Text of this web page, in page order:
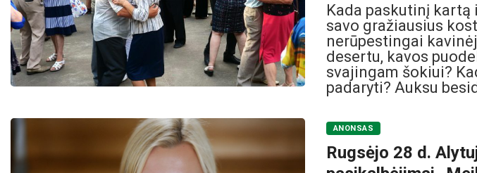
Kada paskutinį
savo gražiausius
nerūpestingai
desertu, kavos
svajingam šokiui?
padaryti? Auksu
ANONSAS
Rugsėjo 28 d.